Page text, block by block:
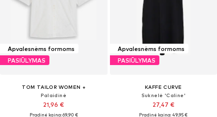
Apvalesnėms formoms
PASIŪLYMAS
TOM TAILOR WOMEN +
Palaidinė
21,96 €
Pradinė kaina: 69,90 €
Apvalesnėms formoms
PASIŪLYMAS
KAFFE CURVE
Suknelė 'Caline'
27,47 €
Pradinė kaina: 49,95 €